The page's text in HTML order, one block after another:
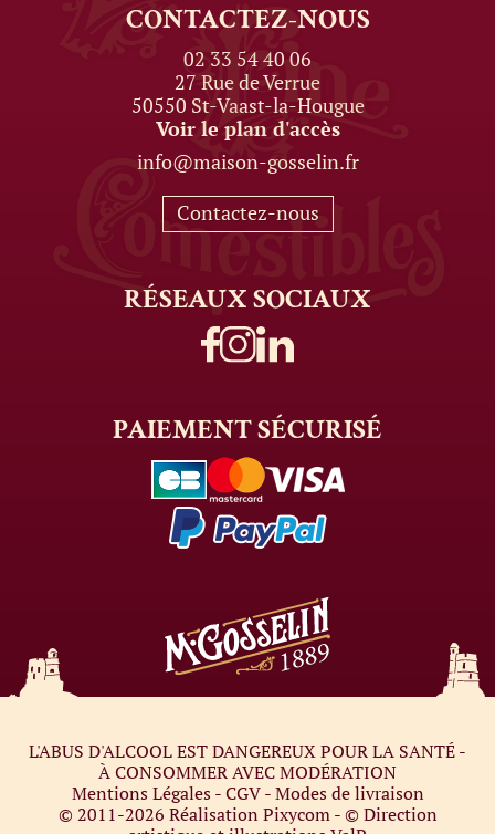
CONTACTEZ-NOUS
02 33 54 40 06
27 Rue de Verrue
50550 St-Vaast-la-Hougue
Voir le plan d'accès
info@maison-gosselin.fr
Contactez-nous
RÉSEAUXSOCIAUX
PAIEMENTSÉCURISÉ
L'ABUS D'ALCOOL EST DANGEREUX POUR LA SANTÉ -
À CONSOMMER AVEC MODÉRATION
Mentions Légales-CGV-Modes de livraison
© 2011-2026 Réalisation Pixycom- © Direction